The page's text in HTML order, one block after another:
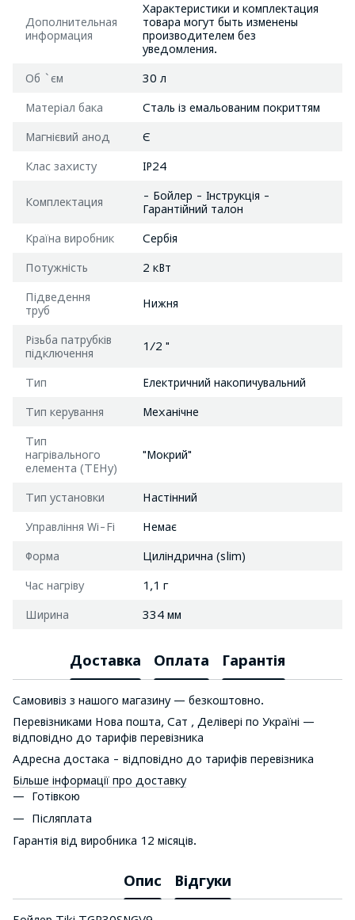
Дополнительная
информация
Характеристики и комплектация
товара могут быть изменены
производителем без
уведомления.
Об `єм 30 л
Матеріал бака Сталь із емальованим покриттям
Магнієвий анод Є
Клас захисту IP24
Комплектация
- Бойлер - Інструкція -
Гарантійний талон
Країна виробник Сербія
Потужність 2 кВт
Підведення
труб
Нижня
Різьба патрубків
підключення
1/2 "
Тип Електричний накопичувальний
Тип керування Механічне
Тип
нагрівального
елемента (ТЕНу)
"Мокрий"
Тип установки Настінний
Управління Wi-Fi Немає
Форма Циліндрична (slim)
Час нагріву 1,1 г
Ширина 334 мм
Доставка Оплата Гарантія
Самовивіз з нашого магазину — безкоштовно.
Перевізниками Нова пошта, Сат , Делівері по Україні —
відповідно до тарифів перевізника
Адресна достака - відповідно до тарифів перевізника
Більше інформації про доставку
Готівкою
Післяплата
Гарантія від виробника 12 місяців.
Опис Відгуки